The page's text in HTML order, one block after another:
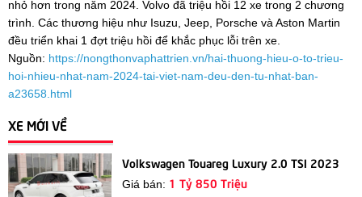
nhỏ hơn trong năm 2024. Volvo đã triệu hồi 12 xe trong 2 chương
trình. Các thương hiệu như Isuzu, Jeep, Porsche và Aston Martin
đều triển khai 1 đợt triệu hồi để khắc phục lỗi trên xe.
Nguồn: https://nongthonvaphattrien.vn/hai-thuong-hieu-o-to-trieu-
hoi-nhieu-nhat-nam-2024-tai-viet-nam-deu-den-tu-nhat-ban-
a23658.html
XE MỚI VỀ
Volkswagen Touareg Luxury 2.0 TSI 2023
Giá bán: 1 Tỷ 850 Triệu